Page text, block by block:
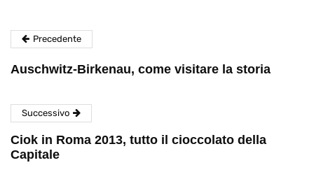
Precedente
Auschwitz-Birkenau, come visitare la storia
Successivo
Ciok in Roma 2013, tutto il cioccolato della
Capitale